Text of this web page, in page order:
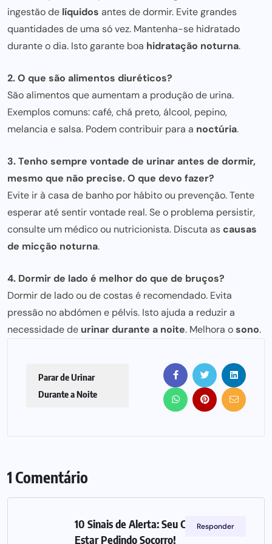
ingestão de líquidos antes de dormir. Evite grandes
quantidades de uma só vez. Mantenha-se hidratado
durante o dia. Isto garante boa hidratação noturna.
2. O que são alimentos diuréticos?
São alimentos que aumentam a produção de urina.
Exemplos comuns: café, chá preto, álcool, pepino,
melancia e salsa. Podem contribuir para a noctúria.
3. Tenho sempre vontade de urinar antes de dormir,
mesmo que não precise. O que devo fazer?
Evite ir à casa de banho por hábito ou prevenção. Tente
esperar até sentir vontade real. Se o problema persistir,
consulte um médico ou nutricionista. Discuta ascausas
de micção noturna.
4. Dormir de lado é melhor do que de bruços?
Dormir de lado ou de costas é recomendado. Evita
pressão no abdómen e pélvis. Isto ajuda a reduzir a
necessidade de urinar durante a noite. Melhora osono.
Parar de Urinar
Durante a Noite
1 Comentário
10 Sinais de Alerta: Seu Coração Pode
Estar Pedindo Socorro!
Responder